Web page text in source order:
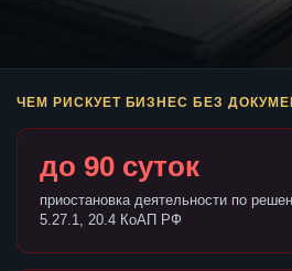
ЧЕМ РИСКУЕТ БИЗНЕС БЕЗ
до 90 суток
приостановка деятельности по
5.27.1, 20.4 КоАП РФ